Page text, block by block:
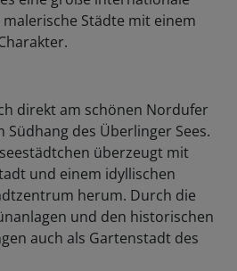
Städte mit einem
direkt am schönen Nordufer
Südhang des Überlinger Sees.
überzeugt mit
und einem idyllischen
herum. Durch die
und den historischen
auch als Gartenstadt des